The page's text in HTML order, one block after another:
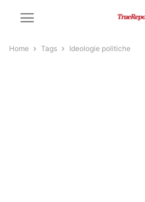
Home Tags Ideologie politiche